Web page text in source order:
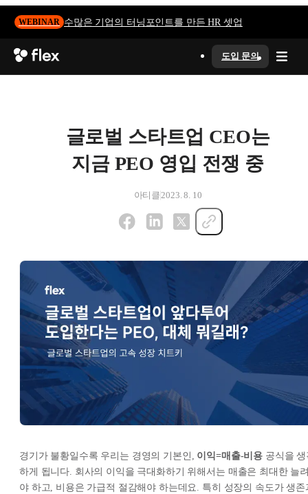
WEBINAR 수많은 기업의 터닝포인트를 만든 HR 셋업
도입 문의
글로벌 스타트업 CEO는
지금 PEO 영입 전쟁 중
아티클 2023. 8. 10
경기가 불황일수록 우리는 경영의 기본인, 이익=매출-비용 공식을 생
하게 됩니다. 회사의 이익을 극대화하기 위해서는 매출은 최대한 늘
야 하고, 비용은 가급적 절감해야 하는데요. 특히 성장의 속도가 생존